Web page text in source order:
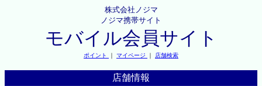
株式会社ノジマ
ノジマ携帯サイト
モバイル会員サイト
ポイント ｜ マイページ ｜ 店舗検索
店舗情報